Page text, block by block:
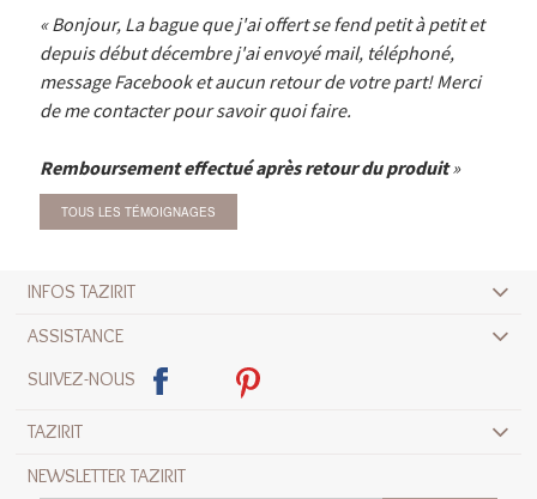
Bonjour, La bague que j'ai offert se fend petit à petit et
depuis début décembre j'ai envoyé mail, téléphoné,
message Facebook et aucun retour de votre part! Merci
de me contacter pour savoir quoi faire.
Remboursement effectué après retour du produit
TOUS LES TÉMOIGNAGES
INFOS TAZIRIT
ASSISTANCE
SUIVEZ-NOUS
TAZIRIT
NEWSLETTER TAZIRIT